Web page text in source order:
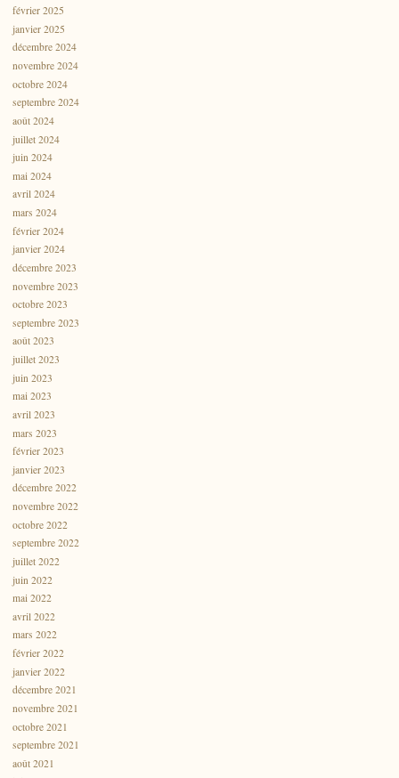
février 2025
janvier 2025
décembre 2024
novembre 2024
octobre 2024
septembre 2024
août 2024
juillet 2024
juin 2024
mai 2024
avril 2024
mars 2024
février 2024
janvier 2024
décembre 2023
novembre 2023
octobre 2023
septembre 2023
août 2023
juillet 2023
juin 2023
mai 2023
avril 2023
mars 2023
février 2023
janvier 2023
décembre 2022
novembre 2022
octobre 2022
septembre 2022
juillet 2022
juin 2022
mai 2022
avril 2022
mars 2022
février 2022
janvier 2022
décembre 2021
novembre 2021
octobre 2021
septembre 2021
août 2021